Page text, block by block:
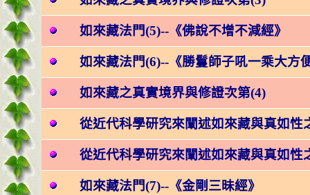
如來藏法門(5)--《佛說不增不減經》
如來藏法門(6)--《勝鬘師子吼一乘大方
如來藏之真實境界與修證次第(4)
從近代科學研究來闡述如來藏與真如性
從近代科學研究來闡述如來藏與真如性
如來藏法門(7)--《金剛三昧經》